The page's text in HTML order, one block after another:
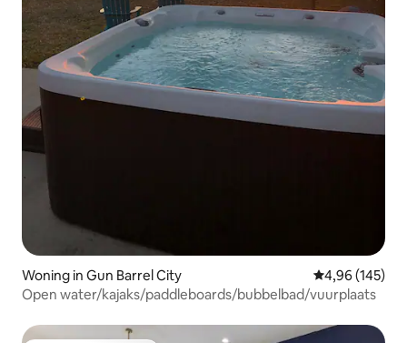
Woning in Gun Barrel City Gemiddelde
4,96 (145)
Open water/kajaks/paddleboards/bubbelbad/vuurplaats